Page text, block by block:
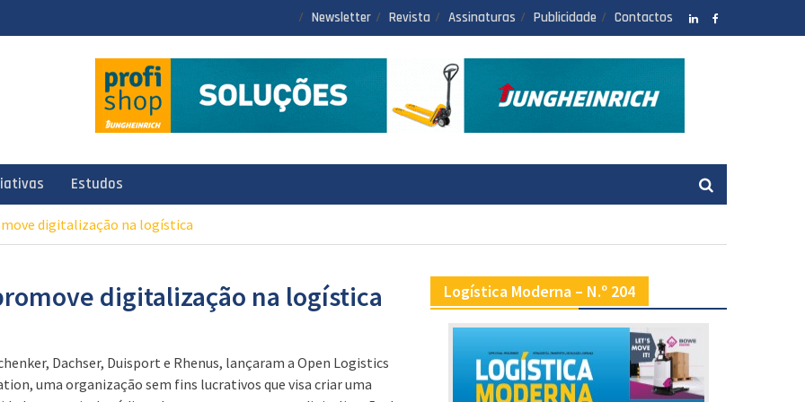
Newsletter Revista Assinaturas Publicidade Contactos
Estudos
digitalização na logística
digitalização na logística
Dachser, Duisport e Rhenus, lançaram a Open Logistics
uma organização sem fins lucrativos que visa criar uma
Logística Moderna – N.º 204